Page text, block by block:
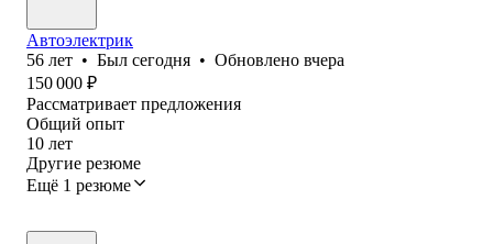
Автоэлектрик
56 лет • Был сегодня • Обновлено вчера
150 000 ₽
Рассматривает предложения
Общий опыт
10 лет
Другие резюме
Ещё 1 резюме